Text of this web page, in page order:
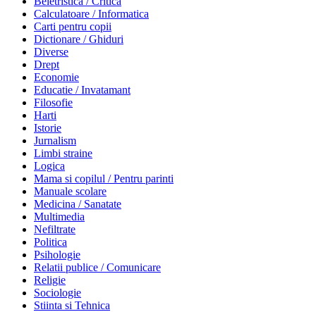
Calculatoare / Informatica
Carti pentru copii
Dictionare / Ghiduri
Diverse
Drept
Economie
Educatie / Invatamant
Filosofie
Harti
Istorie
Jurnalism
Limbi straine
Logica
Mama si copilul / Pentru parinti
Manuale scolare
Medicina / Sanatate
Multimedia
Nefiltrate
Politica
Psihologie
Relatii publice / Comunicare
Religie
Sociologie
Stiinta si Tehnica